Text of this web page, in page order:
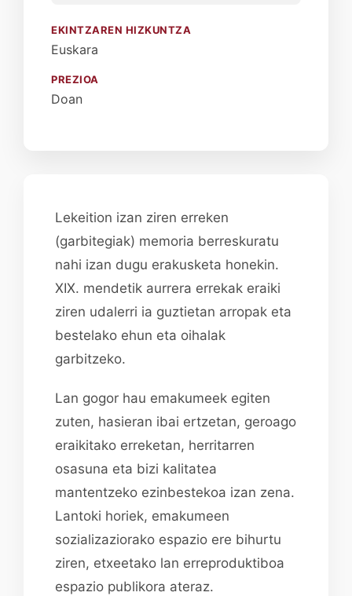
Lekeition izan ziren erreken
(garbitegiak) memoria berreskuratu
nahi izan dugu erakusketa honekin.
XIX. mendetik aurrera errekak eraiki
ziren udalerri ia guztietan arropak eta
bestelako ehun eta oihalak
garbitzeko.
Lan gogor hau emakumeek egiten
zuten, hasieran ibai ertzetan, geroago
eraikitako erreketan, herritarren
osasuna eta bizi kalitatea
mantentzeko ezinbestekoa izan zena.
Lantoki horiek, emakumeen
sozializaziorako espazio ere bihurtu
ziren, etxeetako lan erreproduktiboa
espazio publikora ateraz.
EKINTZAREN HIZKUNTZA
Euskara
PREZIOA
Doan